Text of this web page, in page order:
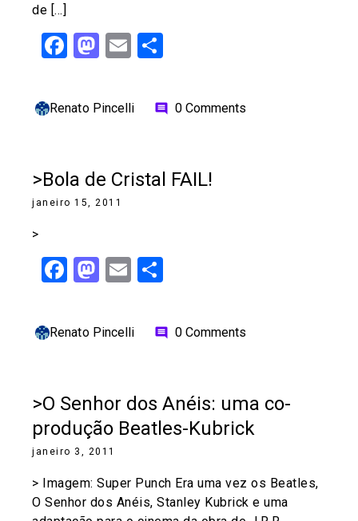
de […]
Facebook
Mastodon
Email
Renato Pincelli comment 0 Comments
>Bola de Cristal FAIL!
janeiro 15, 2011
>
Facebook
Mastodon
Email
Renato Pincelli comment 0 Comments
>O Senhor dos Anéis: uma co-
produção Beatles-Kubrick
janeiro 3, 2011
> Imagem: Super Punch Era uma vez os Beatles,
O Senhor dos Anéis, Stanley Kubrick e uma